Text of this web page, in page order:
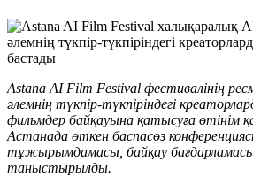
Astana AI Film Festival фестивалінің
əлемнің түкпір-түкпіріндегі
фильмдер байқауына қатысуға өтінім
Астанада өткен баспасөз
тұжырымдамасы, байқау бағдарламасы
таныстырылды.